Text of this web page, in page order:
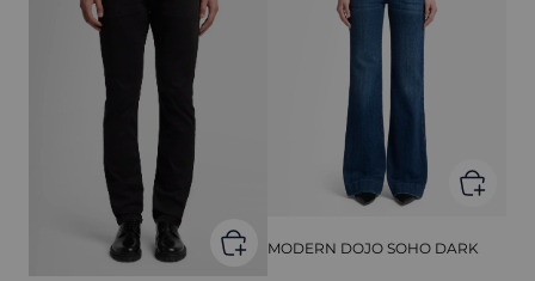
MODERN DOJO SOHO DARK